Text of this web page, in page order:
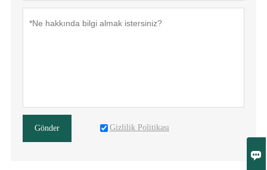

Gönder Gizlilik Politikası